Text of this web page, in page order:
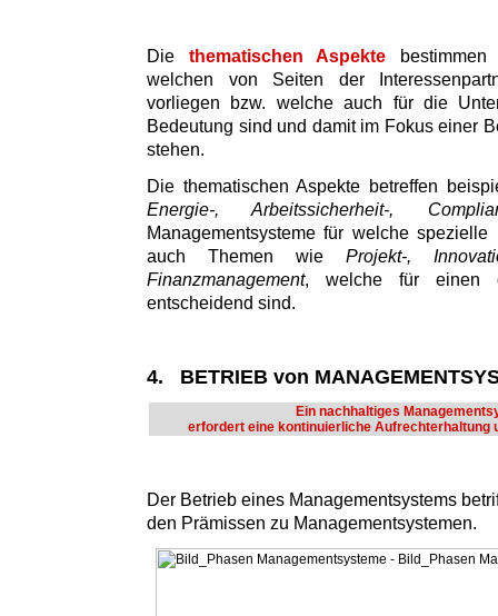
Die thematischen Aspekte bestimmen
welchen von Seiten der
vorliegen bzw. welche auch für die
Bedeutung sind und damit im Fokus einer
stehen.
Die thematischen Aspekte betreffen
Energie-, Arbeitssicherheit-,
Managementsysteme für welche
auch Themen wie Projekt-,
Finanzmanagement, welche für einen
entscheidend sind.
4. BETRIEB von
Ein nachhaltiges
erfordert eine kontinuierliche Aufrechterhaltung
Der Betrieb eines Managementsystems
den Prämissen zu Managementsystemen.